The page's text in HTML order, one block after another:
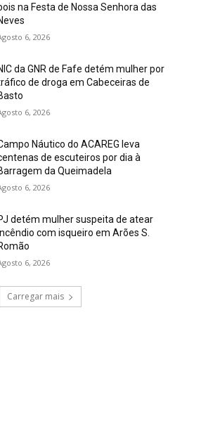
na Festa de Nossa Senhora das
6, 2026
da GNR de Fafe detém mulher por
de droga em Cabeceiras de
6, 2026
Náutico do ACAREG leva
de escuteiros por dia à
da Queimadela
6, 2026
detém mulher suspeita de atear
com isqueiro em Arões S.
6, 2026
Carregar mais